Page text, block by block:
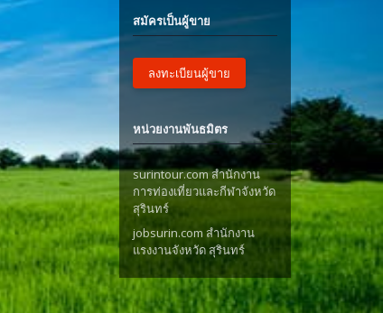
สมัครเป็นผู้ขาย
ลงทะเบียนผู้ขาย
หน่วยงานพันธมิตร
surintour.com สำนักงาน
การท่องเที่ยวและกีฬาจังหวัด
สุรินทร์
jobsurin.com สำนักงาน
แรงงานจังหวัด สุรินทร์